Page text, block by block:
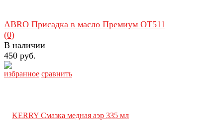
избранное сравнить
ABRO Присадка в масло Премиум OT511
(0)
В наличии
450 руб.